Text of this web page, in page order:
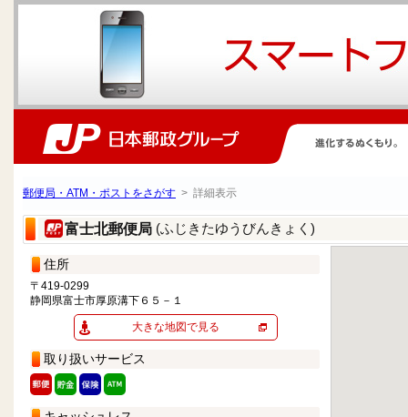
郵便局・ATM・ポストをさがす > 詳細表示
富士北郵便局 (ふじきたゆうびんきょく)
住所
〒419-0299
静岡県富士市厚原溝下６５－１
大きな地図で見る
取り扱いサービス